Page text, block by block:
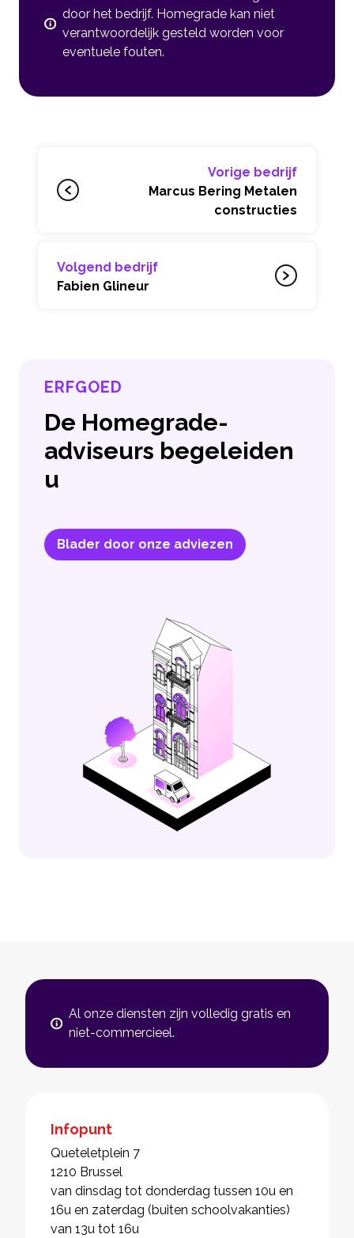
door het bedrijf. Homegrade kan niet
verantwoordelijk gesteld worden voor
eventuele fouten.
Vorige bedrijf
Marcus Bering Metalen
constructies
Volgend bedrijf
Fabien Glineur
ERFGOED
De Homegrade-
adviseurs begeleiden
u
Blader door onze adviezen
Al onze diensten zijn volledig gratis en
niet-commercieel.
Infopunt
Queteletplein 7
1210 Brussel
van dinsdag tot donderdag tussen 10u en
16u en zaterdag (buiten schoolvakanties)
van 13u tot 16u